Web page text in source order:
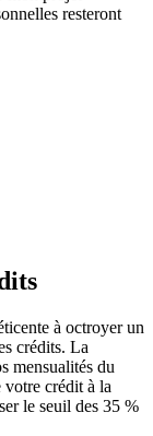
resteront
à octroyer un
crédits. La
mensualités du
crédit à la
le seuil des 35 %